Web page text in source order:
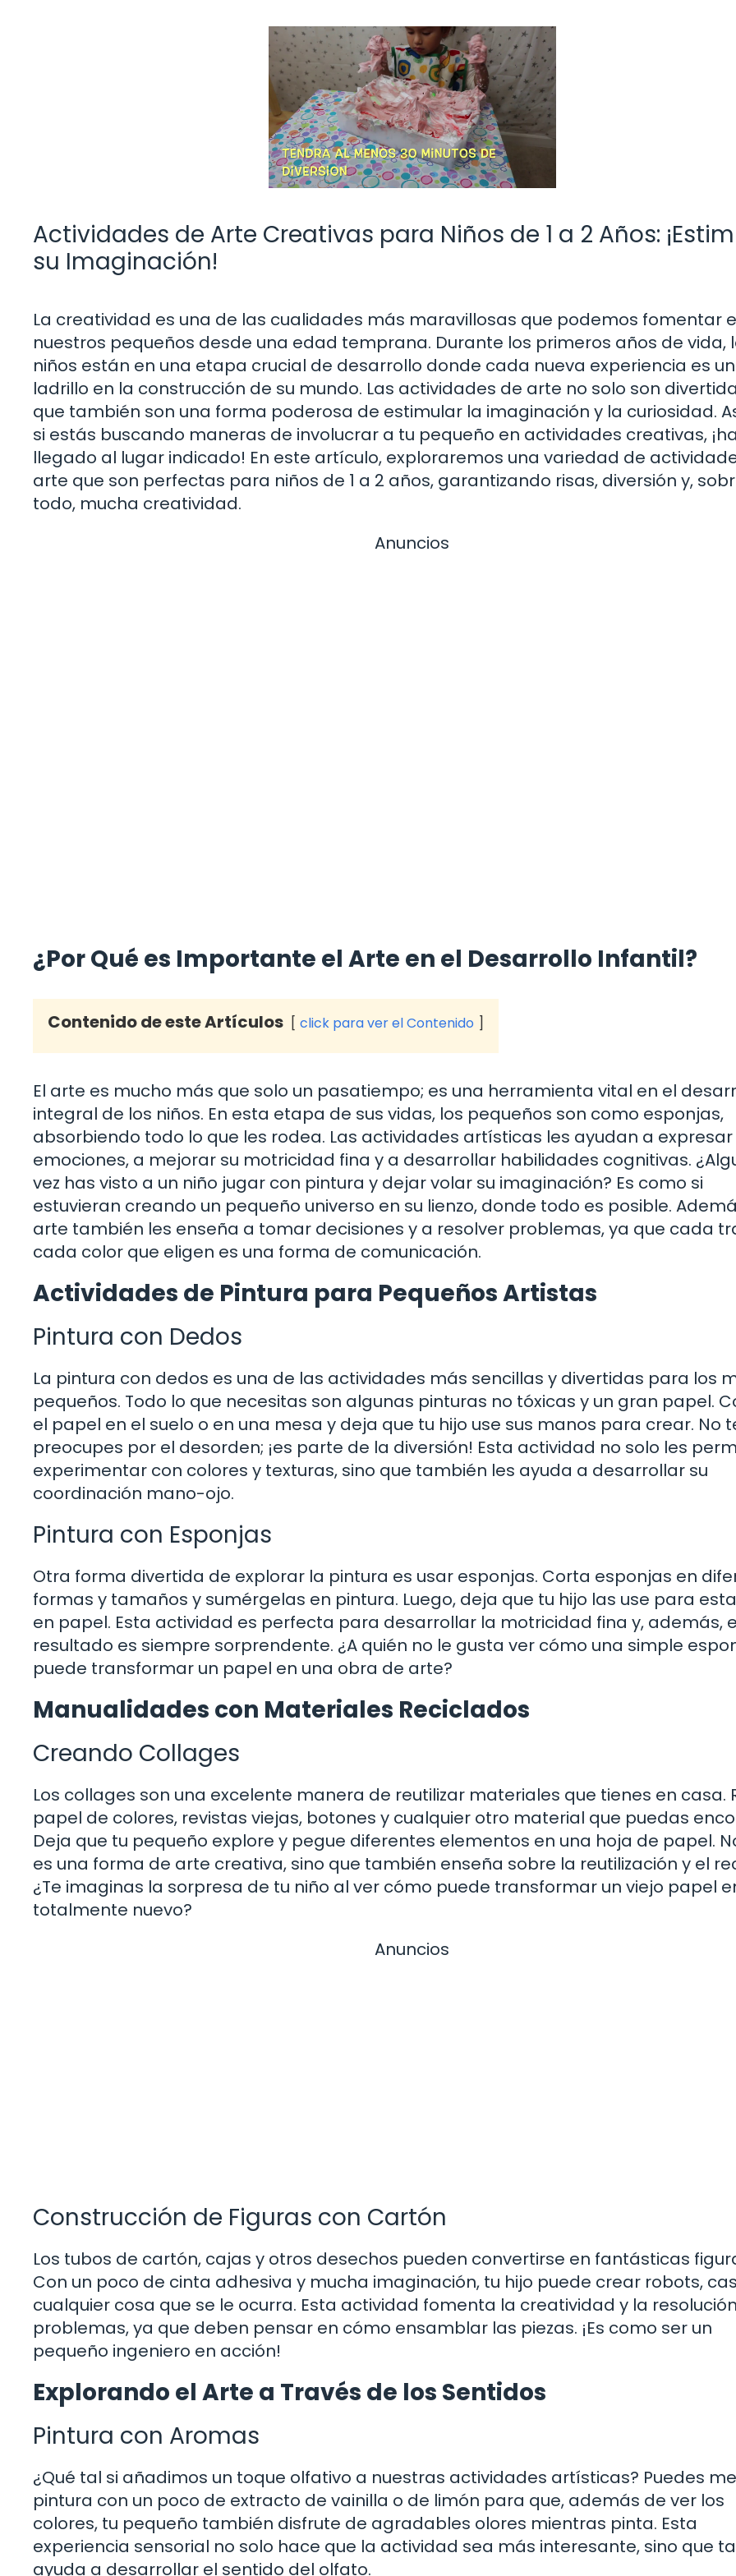
Actividades de Arte Creativas para Niños de 1 a 2 Años:
su Imaginación!
La creatividad es una de las cualidades más maravillosas que podemos fomentar
nuestros pequeños desde una edad temprana. Durante los primeros años de vida,
niños están en una etapa crucial de desarrollo donde cada nueva experiencia es un
ladrillo en la construcción de su mundo. Las actividades de arte no solo son
que también son una forma poderosa de estimular la imaginación y la curiosidad.
si estás buscando maneras de involucrar a tu pequeño en actividades creativas,
llegado al lugar indicado! En este artículo, exploraremos una variedad de
arte que son perfectas para niños de 1 a 2 años, garantizando risas, diversión y,
todo, mucha creatividad.
Anuncios
¿Por Qué es Importante el Arte en el Desarrollo Infantil?
Contenido de este Artículos click para ver el Contenido
El arte es mucho más que solo un pasatiempo; es una herramienta vital en el
integral de los niños. En esta etapa de sus vidas, los pequeños son como esponjas,
absorbiendo todo lo que les rodea. Las actividades artísticas les ayudan a expresar
emociones, a mejorar su motricidad fina y a desarrollar habilidades cognitivas.
vez has visto a un niño jugar con pintura y dejar volar su imaginación? Es como si
estuvieran creando un pequeño universo en su lienzo, donde todo es posible.
arte también les enseña a tomar decisiones y a resolver problemas, ya que cada
cada color que eligen es una forma de comunicación.
Actividades de Pintura para Pequeños Artistas
Pintura con Dedos
La pintura con dedos es una de las actividades más sencillas y divertidas para los
pequeños. Todo lo que necesitas son algunas pinturas no tóxicas y un gran papel.
el papel en el suelo o en una mesa y deja que tu hijo use sus manos para crear. No
preocupes por el desorden; ¡es parte de la diversión! Esta actividad no solo les
experimentar con colores y texturas, sino que también les ayuda a desarrollar su
coordinación mano-ojo.
Pintura con Esponjas
Otra forma divertida de explorar la pintura es usar esponjas. Corta esponjas en
formas y tamaños y sumérgelas en pintura. Luego, deja que tu hijo las use para
en papel. Esta actividad es perfecta para desarrollar la motricidad fina y, además,
resultado es siempre sorprendente. ¿A quién no le gusta ver cómo una simple
puede transformar un papel en una obra de arte?
Manualidades con Materiales Reciclados
Creando Collages
Los collages son una excelente manera de reutilizar materiales que tienes en casa.
papel de colores, revistas viejas, botones y cualquier otro material que puedas
Deja que tu pequeño explore y pegue diferentes elementos en una hoja de papel.
es una forma de arte creativa, sino que también enseña sobre la reutilización y el
¿Te imaginas la sorpresa de tu niño al ver cómo puede transformar un viejo papel
totalmente nuevo?
Anuncios
Construcción de Figuras con Cartón
Los tubos de cartón, cajas y otros desechos pueden convertirse en fantásticas
Con un poco de cinta adhesiva y mucha imaginación, tu hijo puede crear robots,
cualquier cosa que se le ocurra. Esta actividad fomenta la creatividad y la
problemas, ya que deben pensar en cómo ensamblar las piezas. ¡Es como ser un
pequeño ingeniero en acción!
Explorando el Arte a Través de los Sentidos
Pintura con Aromas
¿Qué tal si añadimos un toque olfativo a nuestras actividades artísticas? Puedes
pintura con un poco de extracto de vainilla o de limón para que, además de ver los
colores, tu pequeño también disfrute de agradables olores mientras pinta. Esta
experiencia sensorial no solo hace que la actividad sea más interesante, sino que
ayuda a desarrollar el sentido del olfato.